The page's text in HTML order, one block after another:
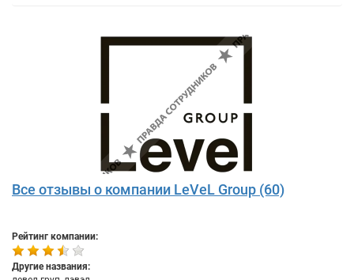
Все отзывы о компании LeVeL Group (60)
Рейтинг компании:
Другие названия: